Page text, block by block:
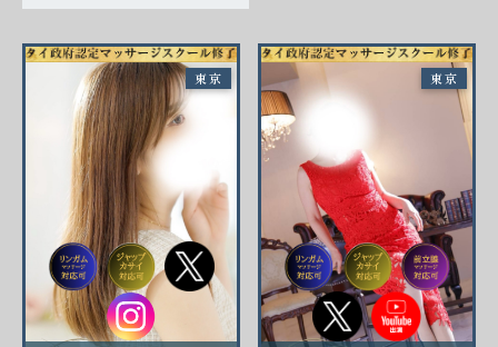
東京 東京